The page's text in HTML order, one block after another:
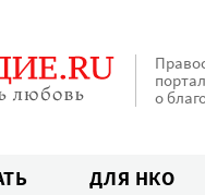
портал
о
ДЛЯ НКО